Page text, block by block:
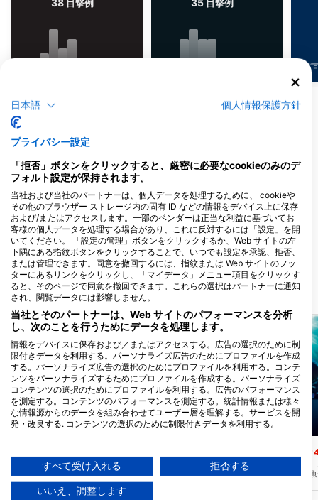
目撃例 目撃例
F
このダイビングサイトに対応するダイビン
グセンター
ATLANTIS INFINITI
LIVEABOARD
LIPAYO, DAUIN, NEGROS
ORIENTAL PHILIPPINES 6217, 6217
DAUIN, Negros - フィリピン
近くのダイブサイト
Mares, Predrag Vuckovic
7mからスタートし、約500mにも及ぶクワ
ガタサンゴの起伏のあるフィールドが、ト
ゥバタハの奥深くに突っ込んだ壁の端まで
這っています。
Mares
穏やかな流れに乗って
イリーフシャークの幼
日本語 個人情報保護方針
プライバシー設定
「拒否」ボタンをクリックすると、厳密に必要なcookieのみのデ
フォルト設定が保持されます。
当社および当社のパートナーは、個人データを処理するために、 cookieや
その他のブラウザー ストレージ内の固有 ID などの情報をデバイス上に保存
および/またはアクセスします。一部のベンダーは正当な利益に基づいてお
客様の個人データを処理する場合があり、これに反対するには「設定」を開
いてください。 「設定の管理」ボタンをクリックするか、Web サイトの左
下隅にある指紋ボタンをクリックすることで、いつでも設定を承認、拒否、
または管理できます。同意を撤回するには、指紋または Web サイトのフッ
ターにあるリンクをクリックし、「マイデータ」メニュー項目をクリックす
ると、そのページで同意を撤回できます。これらの選択はパートナーに通知
され、閲覧データには影響しません。
当社とそのパートナーは、Web サイトのパフォーマンスを分析
し、次のことを行うためにデータを処理します。
情報をデバイスに保存および／またはアクセスする。広告の選択のために制
限付きデータを利用する。パーソナライズ広告のためにプロファイルを作成
する。パーソナライズ広告の選択のためにプロファイルを利用する。コンテ
ンツをパーソナライズするためにプロファイルを作成する。パーソナライズ
コンテンツの選択のためにプロファイルを利用する。広告のパフォーマンス
を測定する。コンテンツのパフォーマンスを測定する。統計情報または様々
な情報源からのデータを組み合わせてユーザー層を理解する。サービスを開
発・改良する. コンテンツの選択のために制限付きデータを利用する。
データは欧州連合外で共有され、米国に送信される場合があります。
お客様の同意とcookieポリシーは、この Web サイト/アプリにのみ適用され
すべて受け入れる 拒否する
いいえ、調整します